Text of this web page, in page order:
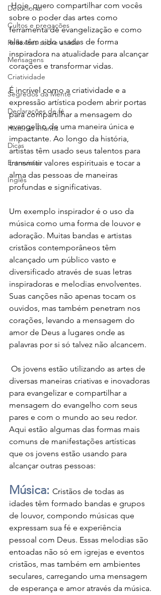
Devocional
Cultos e pregações
Reflexões sobre a vida
Mensagens
Criatividade
Segredos da Mente
Declarações de fé
Histórias infantis
Dicas
Entrevistas
Inglês
Hoje, quero compartilhar com vocês
sobre o poder das artes como
ferramenta de evangelização e como
elas têm sido usadas de forma
inspiradora na atualidade para alcançar
corações e transformar vidas.
É incrível como a criatividade e a
expressão artística podem abrir portas
para compartilhar a mensagem do
evangelho de uma maneira única e
impactante. Ao longo da história,
artistas têm usado seus talentos para
transmitir valores espirituais e tocar a
alma das pessoas de maneiras
profundas e significativas.
Um exemplo inspirador é o uso da
música como uma forma de louvor e
adoração. Muitas bandas e artistas
cristãos contemporâneos têm
alcançado um público vasto e
diversificado através de suas letras
inspiradoras e melodias envolventes.
Suas canções não apenas tocam os
ouvidos, mas também penetram nos
corações, levando a mensagem do
amor de Deus a lugares onde as
palavras por si só talvez não alcancem.
Os jovens estão utilizando as artes de
diversas maneiras criativas e inovadoras
para evangelizar e compartilhar a
mensagem do evangelho com seus
pares e com o mundo ao seu redor.
Aqui estão algumas das formas mais
comuns de manifestações artísticas
que os jovens estão usando para
alcançar outras pessoas:
Música: Cristãos de todas as
idades têm formado bandas e grupos
de louvor, compondo músicas que
expressam sua fé e experiência
pessoal com Deus. Essas melodias são
entoadas não só em igrejas e eventos
cristãos, mas também em ambientes
seculares, carregando uma mensagem
de esperança e amor através da música.